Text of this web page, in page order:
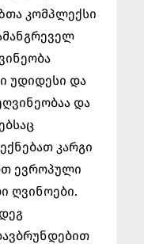
კომპლექსი
უდიდესი და
და
კარგი
ევროპული
ღვინოები.